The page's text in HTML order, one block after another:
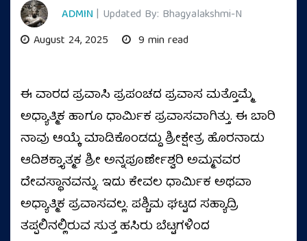
ADMIN | Updated By: Bhagyalakshmi-N
August 24, 2025
9 min read
ಈ ವಾರದ ಪ್ರವಾಸಿ ಪ್ರಪಂಚದ ಪ್ರವಾಸ ಮತ್ತೊಮ್ಮೆ
ಅಧ್ಯಾತ್ಮಿಕ ಹಾಗೂ ಧಾರ್ಮಿಕ ಪ್ರವಾಸವಾಗಿತ್ತು. ಈ ಬಾರಿ
ನಾವು ಆಯ್ಕೆ ಮಾಡಿಕೊಂಡದ್ದು ಶ್ರೀಕ್ಷೇತ್ರ ಹೊರನಾಡು
ಆದಿಶಕ್ತ್ಯಾತ್ಮಕ ಶ್ರೀ ಅನ್ನಪೂರ್ಣೇಶ್ವರಿ ಅಮ್ಮನವರ
ದೇವಸ್ಥಾನವನ್ನು. ಇದು ಕೇವಲ ಧಾರ್ಮಿಕ ಅಥವಾ
ಅಧ್ಯಾತ್ಮಿಕ ಪ್ರವಾಸವಲ್ಲ. ಪಶ್ಚಿಮ ಘಟ್ಟದ ಸಹ್ಯಾದ್ರಿ
ತಪ್ಪಲಿನಲ್ಲಿರುವ ಸುತ್ತ ಹಸಿರು ಬೆಟ್ಟಗಳಿಂದ